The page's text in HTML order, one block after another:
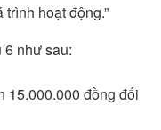
hoạt động.”
như sau:
15.000.000 đồng đối